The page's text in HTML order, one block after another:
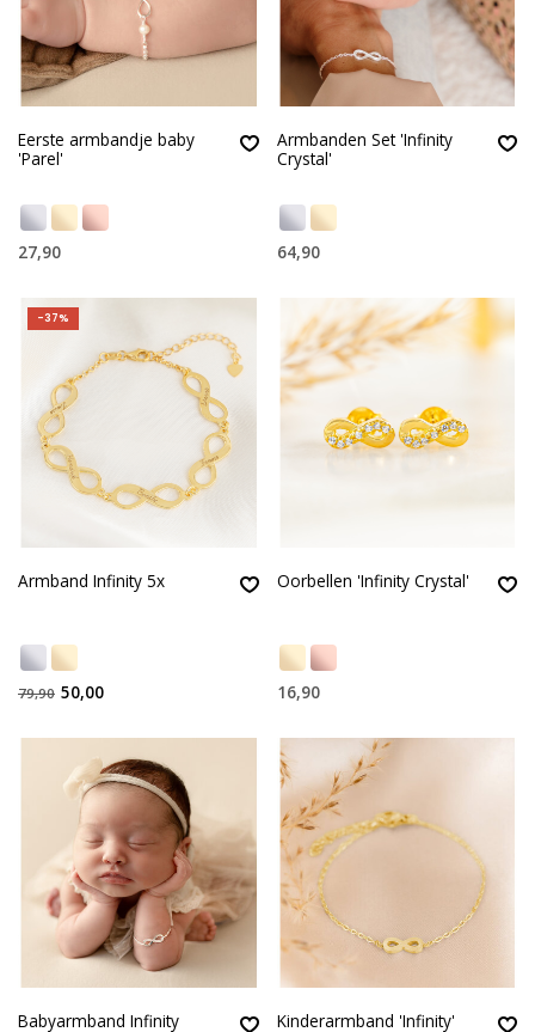
Eerste armbandje baby
'Parel'
27,90
Armbanden Set 'Infinity
Crystal'
64,90
-37%
Armband Infinity 5x
79,90 50,00
Oorbellen 'Infinity Crystal'
16,90
Babyarmband Infinity
Kinderarmband 'Infinity'